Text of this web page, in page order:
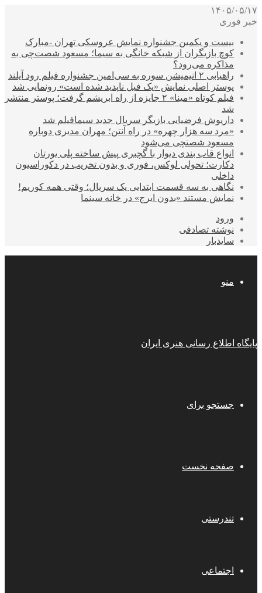
۱۴۰۵/۰۵/۱۷
خبر فوری
بیست و یکمین جشنواره نمایش عروسکی تهران -مبارک
کوچ بازیگران از شبکه خانگی به سیما؛ مسعود شصت‌چی به
مذاکره می‌رود؟
راهیابی ۲ انیمیشن سوره به سی‌امین جشنواره فیلم رود آیلند
پوستر اصلی نمایش «یک فیل ناپدید شده است» رونمایی شد
فیلم کوتاه «مینا» ۲ جایزه از راه ابریشم گرفت؛ پوستر منتشر
شد
داریوش فرضیایی بازیگر سریال جدید سیمافیلم شد
«مرد سه هزار چهره» در راه آنتن؛ مهران مدیری دوباره
مسعود شصتچی می‌شود
انواع قاب بندی دیوار با گچبری پیش ساخته پلی یورتان
دکارت؛ تحولی لوکس، فوری و بدون تخریب در دکوراسیون
داخلی
نگاهی به سه قسمت ابتدایی یک سریال؛ وقتی همه کوریم!
نمایش مستند «بدون ایرج» در خانه سینما
ورود
نوشته تصادفی
سایدبار
منو
پایگاه اطلاع رسانی هنری ایران
جستجو برای
صفحه نخست
تندرستی
اجتماعی